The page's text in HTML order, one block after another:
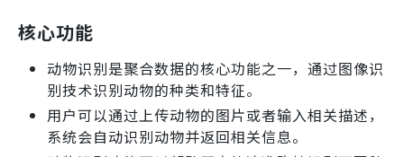
核心功能
动物识别是聚合数据的核心功能之一，通过图像识
别技术识别动物的种类和特征。
用户可以通过上传动物的图片或者输入相关描述，
系统会自动识别动物并返回相关信息。